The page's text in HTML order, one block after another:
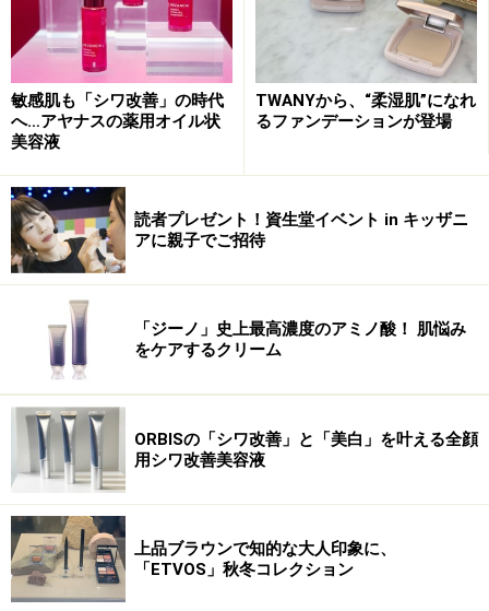
敏感肌も「シワ改善」の時代
へ…アヤナスの薬用オイル状
美容液
TWANYから、“柔湿肌”になれ
るファンデーションが登場
読者プレゼント！資生堂イベント in キッザニ
アに親子でご招待
「ジーノ」史上最高濃度のアミノ酸！ 肌悩み
をケアするクリーム
ORBISの「シワ改善」と「美白」を叶える全顔
用シワ改善美容液
上品ブラウンで知的な大人印象に、
「ETVOS」秋冬コレクション